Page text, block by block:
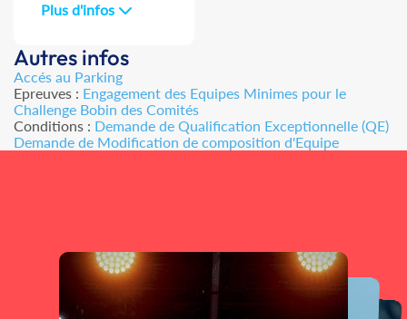
Plus d'infos
Autres infos
Accés au Parking
Epreuves : Engagement des Equipes Minimes pour le
Challenge Bobin des Comités
Conditions : Demande de Qualification Exceptionnelle (QE)
Demande de Modification de composition d'Equipe